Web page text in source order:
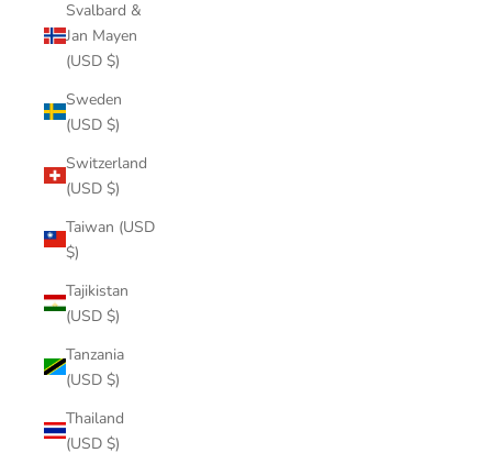
Svalbard &
Jan Mayen
(USD $)
Sweden
(USD $)
Switzerland
(USD $)
Taiwan (USD
$)
Tajikistan
(USD $)
Tanzania
(USD $)
Thailand
(USD $)